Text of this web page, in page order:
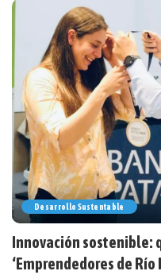
Desarrollo Sustentable
Innovación sostenible:
‘Emprendedores de Río